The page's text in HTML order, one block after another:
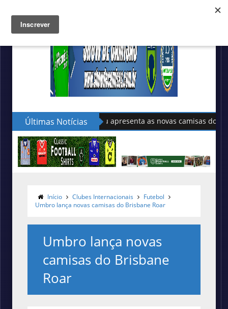
Últimas Notícias
Sudu apresenta as novas camisas do País de Gales
Início Clubes Internacionais
Futebol
Umbro lança novas camisas do Brisbane Roar
Umbro lança novas
camisas do Brisbane
Roar